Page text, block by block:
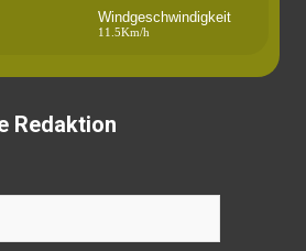
Windgeschwindigkeit
11.5Km/h
Redaktion